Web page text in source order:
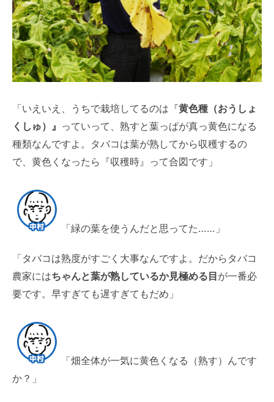
「いえいえ、うちで栽培してるのは『黄色種（おうしょ
くしゅ）』 っていって、熟すと葉っぱが真っ黄色になる
種類なんですよ。タバコは葉が熟してから収穫するの
で、黄色くなったら『収穫時』って合図です」
「緑の葉を使うんだと思ってた……」
「タバコは熟度がすごく大事なんですよ。だからタバコ
農家にはちゃんと葉が熟しているか見極める目が一番必
要です。早すぎても遅すぎてもだめ」
「畑全体が一気に黄色くなる（熟す）んです
か？」